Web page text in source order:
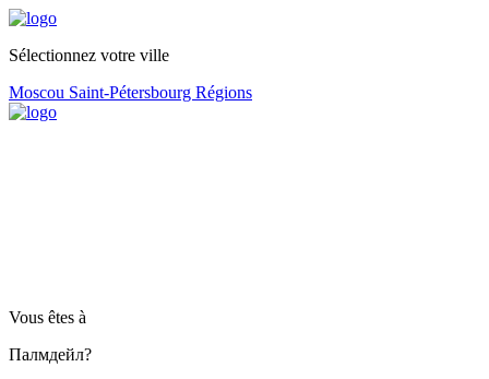
Sélectionnez votre ville
Moscou Saint-Pétersbourg Régions
Vous êtes à
Палмдейл?